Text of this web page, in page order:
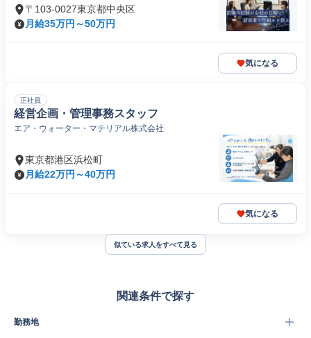
〒103-0027東京都中央区
月給35万円～50万円
気になる
正社員
経営企画・管理事務スタッフ
エア・ウォーター・マテリアル株式会社
東京都港区浜松町
月給22万円～40万円
気になる
似ている求人をすべて見る
関連条件で探す
勤務地